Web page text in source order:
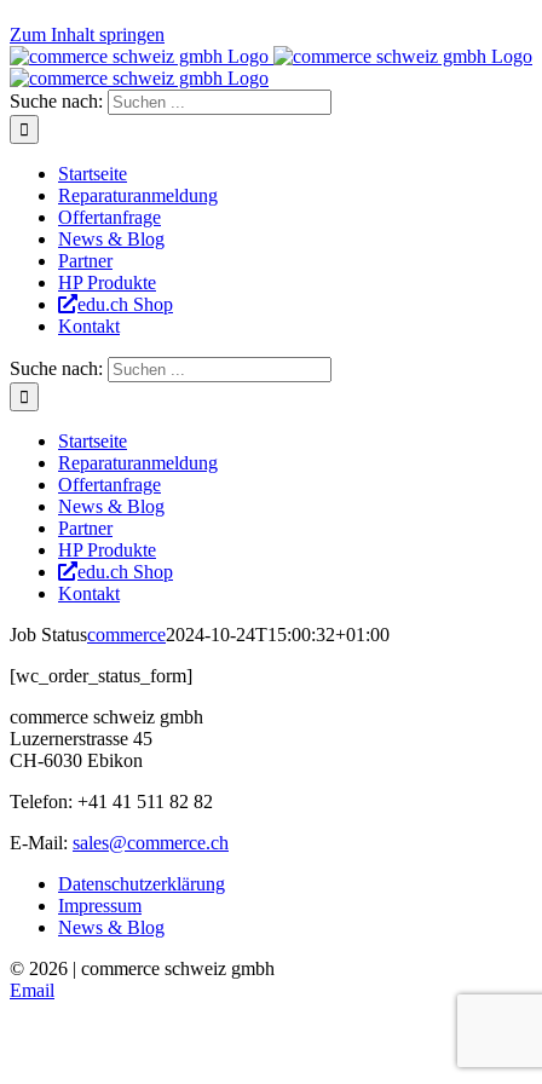
Zum Inhalt springen
Suche nach:
Startseite
Reparaturanmeldung
Offertanfrage
News & Blog
Partner
HP Produkte
edu.ch Shop
Kontakt
Suche nach:
Startseite
Reparaturanmeldung
Offertanfrage
News & Blog
Partner
HP Produkte
edu.ch Shop
Kontakt
Job Statuscommerce2024-10-24T15:00:32+01:00
[wc_order_status_form]
commerce schweiz gmbh
Luzernerstrasse 45
CH-6030 Ebikon
Telefon: +41 41 511 82 82
E-Mail: sales@commerce.ch
Datenschutzerklärung
Impressum
News & Blog
© 2026 | commerce schweiz gmbh
Email